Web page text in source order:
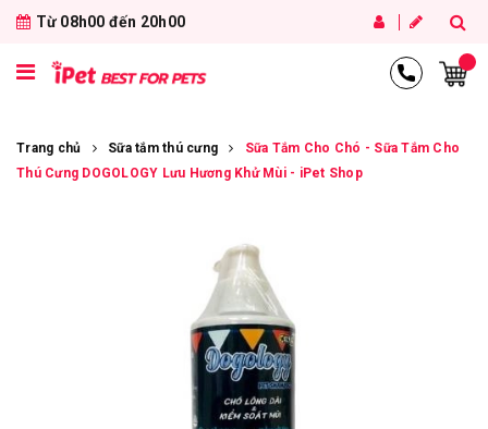
Từ 08h00 đến 20h00
Trang chủ Sữa tắm thú cưng
Sữa Tắm Cho Chó - Sữa Tắm Cho
Thú Cưng DOGOLOGY Lưu Hương Khử Mùi - iPet Shop